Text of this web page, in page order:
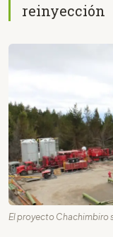
reinyección
El proyecto Chachimbiro